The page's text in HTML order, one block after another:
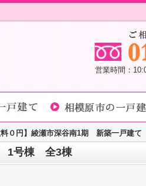
営業時間：
料０円】綾瀬市深谷南1期 新築一戸建
1号棟 全3棟